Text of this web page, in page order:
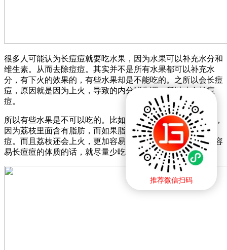
推荐微信扫码
很多人可能认为长痘痘就要吃水果，因为水果可以补充水分和
维生素。从而去除痘痘。其实并不是所有水果都可以补充水
分，有下火的效果的，有些水果却是不能吃的。之所以会长痘
痘，原因就是因为上火，导致的内分泌失调，所以才会长痘
痘。
所以有些水果是不可以吃的。比如说荔枝，就是不可以吃的，
因为荔枝里面含有脂肪，而如果脂肪摄入量过高，就会起痘
痘。而且荔枝还会上火，更加容易让痘痘爆发。如果你是很容
易长痘痘的体质的话，就尽量少吃这些东西。